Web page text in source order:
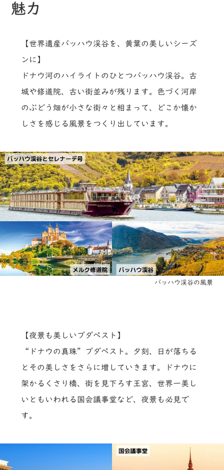
魅力
【世界遺産バッハウ渓谷を、黄葉の美しいシーズ
ンに】
ドナウ河のハイライトのひとつバッハウ渓谷。古
城や修道院、古い街並みが残ります。色づく河岸
のぶどう畑が小さな街々と相まって、どこか懐か
しさを感じる風景をつくり出しています。
バッハウ渓谷の風景
【夜景も美しいブダペスト】
“ドナウの真珠”ブダペスト。夕刻、日が落ちる
とその美しさをさらに増していきます。ドナウに
架かるくさり橋、街を見下ろす王宮、世界一美し
いともいわれる国会議事堂など、夜景も必見で
す。